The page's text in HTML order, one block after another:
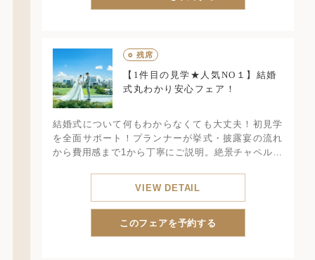
○ 残席
【1件目の見学★人気NO１】結婚
式丸わかり安心フェア！
結婚式について何もわからなくても大丈夫！初見学
を全面サポート！プランナーが挙式・披露宴の流れ
から費用感まで1から丁寧にご説明。絶景チャペル体
VIEW DETAIL
このフェアを予約する